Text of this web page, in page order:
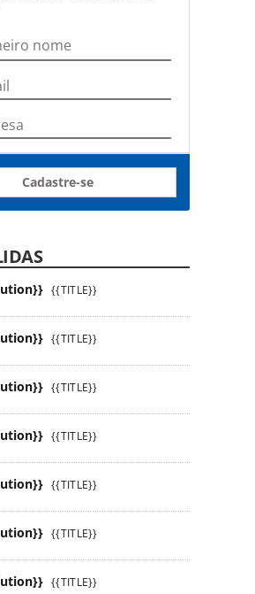
Cadastre-se
{{TITLE}}
{{TITLE}}
{{TITLE}}
{{TITLE}}
{{TITLE}}
{{TITLE}}
{{TITLE}}